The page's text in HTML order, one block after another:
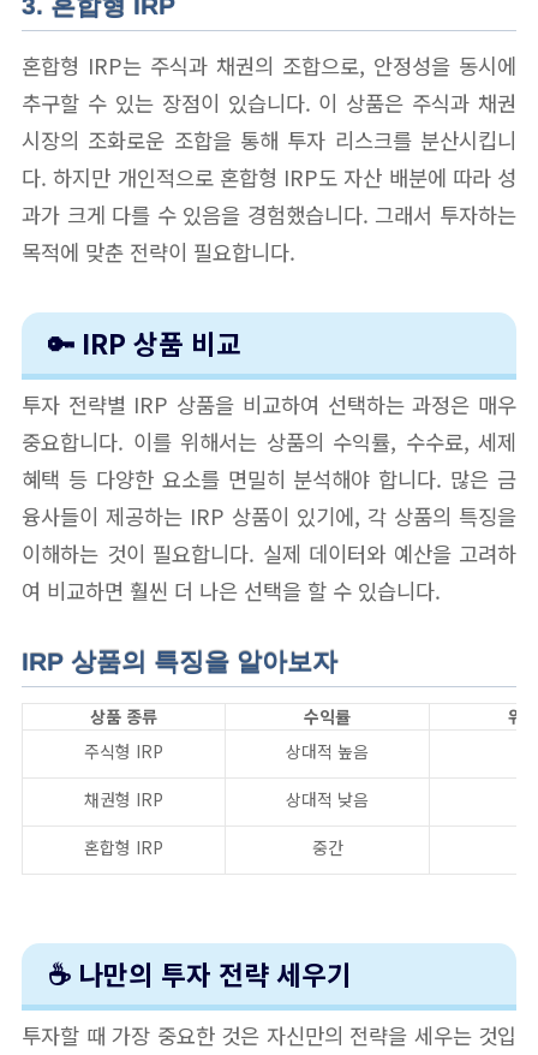
혼합형 IRP는 주식과 채권의 조합으로, 안정성을 동시에
추구할 수 있는 장점이 있습니다. 이 상품은 주식과 채권
시장의 조화로운 조합을 통해 투자 리스크를 분산시킵니
다. 하지만 개인적으로 혼합형 IRP도 자산 배분에 따라 성
과가 크게 다를 수 있음을 경험했습니다. 그래서 투자하는
목적에 맞춘 전략이 필요합니다.
🔑 IRP 상품 비교
투자 전략별 IRP 상품을 비교하여 선택하는 과정은 매우
중요합니다. 이를 위해서는 상품의 수익률, 수수료, 세제
혜택 등 다양한 요소를 면밀히 분석해야 합니다. 많은 금
융사들이 제공하는 IRP 상품이 있기에, 각 상품의 특징을
이해하는 것이 필요합니다. 실제 데이터와 예산을 고려하
여 비교하면 훨씬 더 나은 선택을 할 수 있습니다.
IRP 상품의 특징을 알아보자
상품 종류 수익률
위
주식형 IRP
상대적 높음
채권형 IRP
상대적 낮음
혼합형 IRP
중간
☕ 나만의 투자 전략 세우기
투자할 때 가장 중요한 것은 자신만의 전략을 세우는 것입